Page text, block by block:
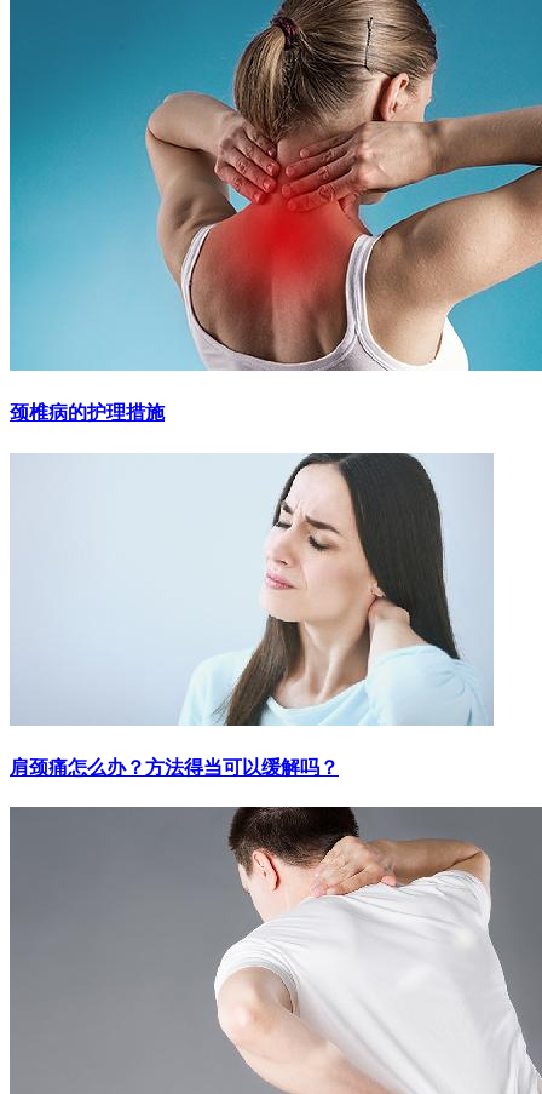
颈椎病的护理措施
肩颈痛怎么办？方法得当可以缓解吗？